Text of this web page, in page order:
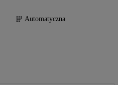
Automatyczna